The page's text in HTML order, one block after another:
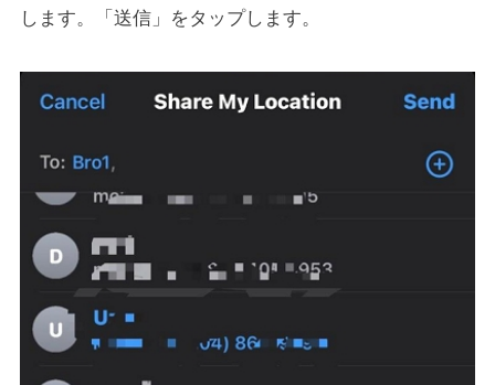
します。「送信」をタップします。